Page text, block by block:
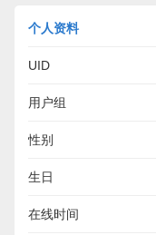
个人资料
UID
用户组
性别
生日
在线时间